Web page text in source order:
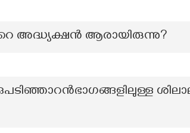
അദ്ധ്യക്ഷൻ ആരായിരുന്നു?